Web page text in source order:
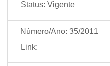
Status: Vigente
Número/Ano: 35/2011
Link: